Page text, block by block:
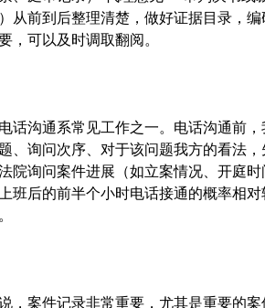
从前到后整理清楚，做好证据目录，
，可以及时调取翻阅。
话沟通系常见工作之一。电话沟通前
、询问次序、对于该问题我方的看法
院询问案件进展（如立案情况、开庭
班后的前半个小时电话接通的概率相
，案件记录非常重要，尤其是重要的